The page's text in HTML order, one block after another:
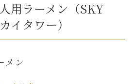
用ラーメン（SKY
タワー）
メン